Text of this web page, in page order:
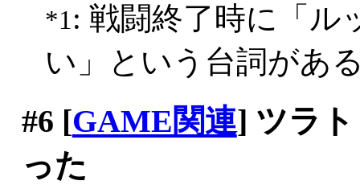
*1: 戦闘終了時に「ル
い」という台詞があ
#6 [GAME関連] ツラ
った